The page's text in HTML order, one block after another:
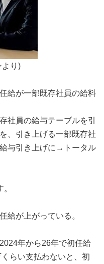
り)
が一部既存社員の給料
員の給与テーブルを引
、引き上げる一部既存社
与引き上げに→トータル
給が上がっている。
年から26年で初任給
らい支払わないと、初